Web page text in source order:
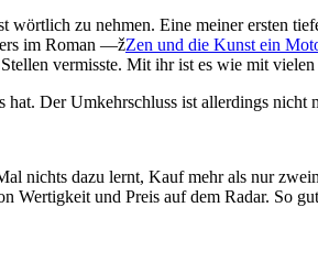
zu nehmen. Eine meiner ersten
im Roman —žZen und die Kunst ein
vermisste. Mit ihr ist es wie mit
hat. Der Umkehrschluss ist allerdings
nichts dazu lernt, Kauf mehr als nur
Wertigkeit und Preis auf dem Radar.